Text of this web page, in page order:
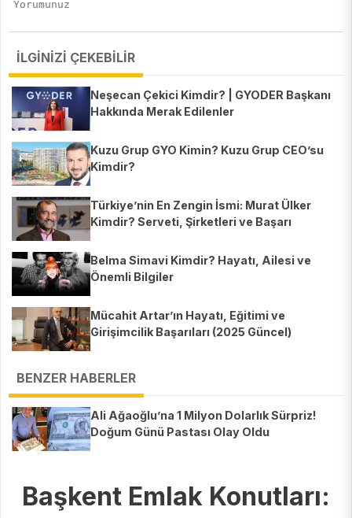
İLGİNİZİ ÇEKEBİLİR
Neşecan Çekici Kimdir? | GYODER Başkanı
Hakkında Merak Edilenler
Kuzu Grup GYO Kimin? Kuzu Grup CEO’su
Kimdir?
Türkiye’nin En Zengin İsmi: Murat Ülker
Kimdir? Serveti, Şirketleri ve Başarı
Belma Simavi Kimdir? Hayatı, Ailesi ve
Önemli Bilgiler
Mücahit Artar’ın Hayatı, Eğitimi ve
Girişimcilik Başarıları (2025 Güncel)
BENZER HABERLER
Ali Ağaoğlu’na 1 Milyon Dolarlık Sürpriz!
Doğum Günü Pastası Olay Oldu
Başkent Emlak Konutları: